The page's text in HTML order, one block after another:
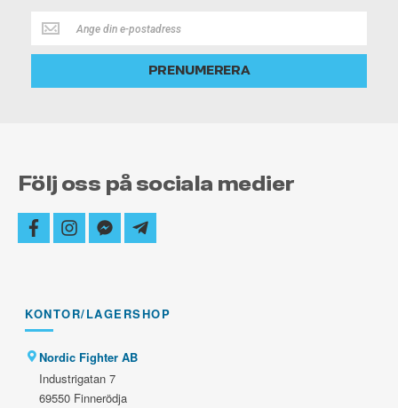
Håll
dig
alltid
PRENUMERERA
Följ oss på sociala medier
facebookinstagram
facebook-
messenger
telegram-
plane
KONTOR/LAGERSHOP
Nordic Fighter AB
Industrigatan 7
69550 Finnerödja